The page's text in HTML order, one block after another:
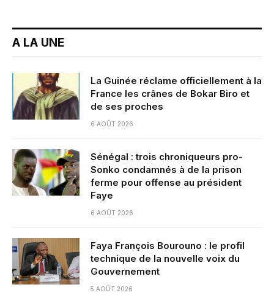
A LA UNE
La Guinée réclame officiellement à la
France les crânes de Bokar Biro et
de ses proches
6 AOÛT 2026
Sénégal : trois chroniqueurs pro-
Sonko condamnés à de la prison
ferme pour offense au président
Faye
6 AOÛT 2026
Faya François Bourouno : le profil
technique de la nouvelle voix du
Gouvernement
5 AOÛT 2026